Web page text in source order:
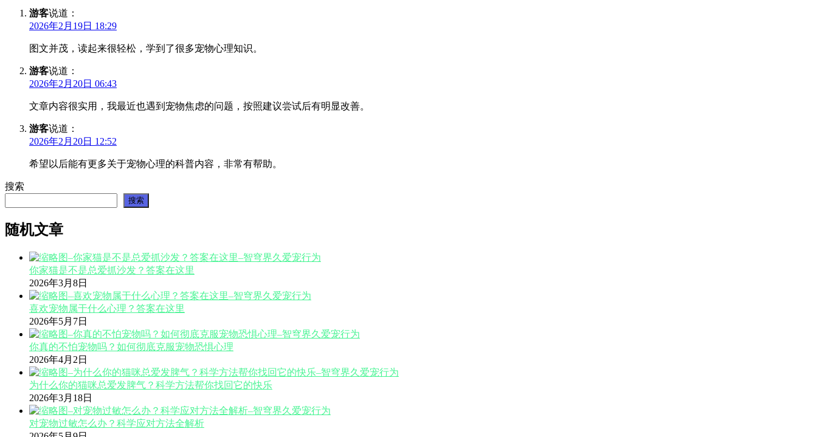
游客说道：
2026年2月19日 18:29
图文并茂，读起来很轻松，学到了很多宠物心理知识。
游客说道：
2026年2月20日 06:43
文章内容很实用，我最近也遇到宠物焦虑的问题，按照建议尝试后有明显改善。
游客说道：
2026年2月20日 12:52
希望以后能有更多关于宠物心理的科普内容，非常有帮助。
搜索
搜索
随机文章
你家猫是不是总爱抓沙发？答案在这里
2026年3月8日
喜欢宠物属于什么心理？答案在这里
2026年5月7日
你真的不怕宠物吗？如何彻底克服宠物恐惧心理
2026年4月2日
为什么你的猫咪总爱发脾气？科学方法帮你找回它的快乐
2026年3月18日
对宠物过敏怎么办？科学应对方法全解析